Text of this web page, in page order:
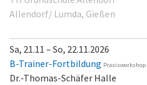
Allendorf/ Lumda, Gießen
Sa, 21.11 – So, 22.11.2026
B-Trainer-Fortbildung Praxisworkshop
Dr.-Thomas-Schäfer Halle